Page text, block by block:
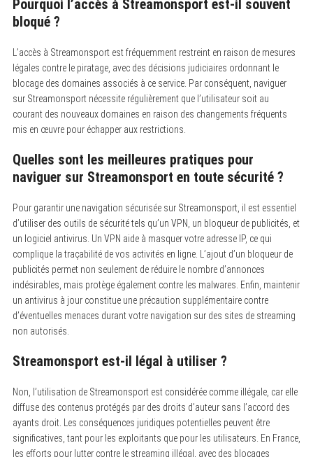
Pourquoi l’accès à Streamonsport est-il souvent
bloqué ?
L’accès à Streamonsport est fréquemment restreint en raison de mesures
légales contre le piratage, avec des décisions judiciaires ordonnant le
blocage des domaines associés à ce service. Par conséquent, naviguer
sur Streamonsport nécessite régulièrement que l’utilisateur soit au
courant des nouveaux domaines en raison des changements fréquents
mis en œuvre pour échapper aux restrictions.
Quelles sont les meilleures pratiques pour
naviguer sur Streamonsport en toute sécurité ?
Pour garantir une navigation sécurisée sur Streamonsport, il est essentiel
d’utiliser des outils de sécurité tels qu’un VPN, un bloqueur de publicités, et
un logiciel antivirus. Un VPN aide à masquer votre adresse IP, ce qui
complique la traçabilité de vos activités en ligne. L’ajout d’un bloqueur de
publicités permet non seulement de réduire le nombre d’annonces
indésirables, mais protège également contre les malwares. Enfin, maintenir
un antivirus à jour constitue une précaution supplémentaire contre
d’éventuelles menaces durant votre navigation sur des sites de streaming
non autorisés.
Streamonsport est-il légal à utiliser ?
Non, l’utilisation de Streamonsport est considérée comme illégale, car elle
diffuse des contenus protégés par des droits d’auteur sans l’accord des
ayants droit.
Les conséquences juridiques potentielles peuvent être
significatives, tant pour les exploitants que pour les utilisateurs. En France,
les efforts pour lutter contre le streaming illégal, avec des blocages